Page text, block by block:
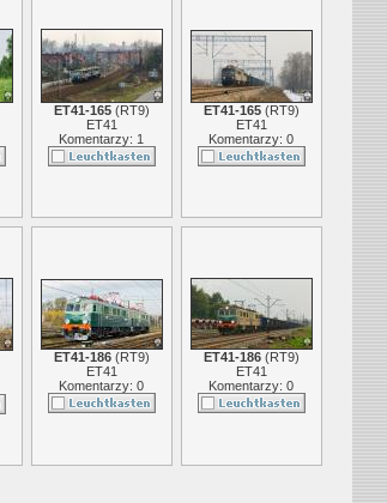
ET41-165(RT9)
ET41
Komentarzy: 1
ET41-165(RT9)
ET41
Komentarzy: 0
ET41-186(RT9)
ET41
Komentarzy: 0
ET41-186(RT9)
ET41
Komentarzy: 0